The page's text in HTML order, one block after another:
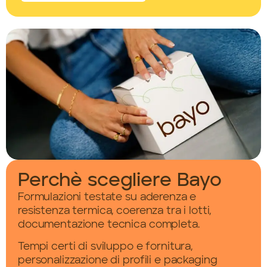
Perchè scegliere Bayo
Formulazioni testate su aderenza e
resistenza termica, coerenza tra i lotti,
documentazione tecnica completa.
Tempi certi di sviluppo e fornitura,
personalizzazione di profili e packaging